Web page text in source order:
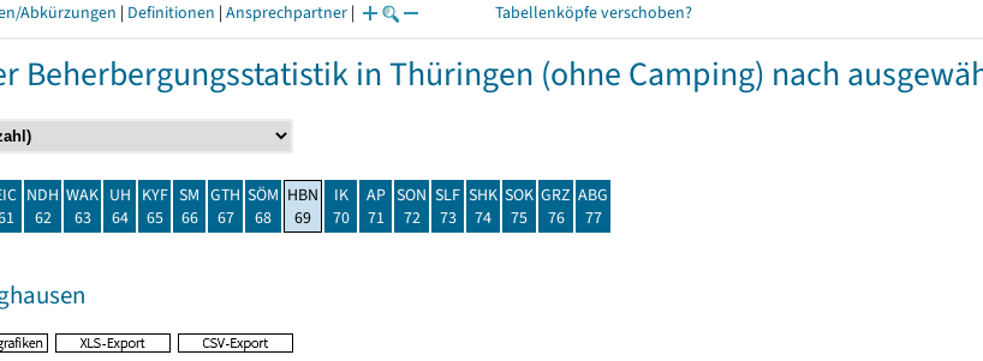
Abkürzungen | Definitionen | Ansprechpartner | Tabellenköpfe verschoben?
Beherbergungsstatistik in Thüringen (ohne Camping) nach
NDH
62
WAK
63
UH
64
KYF
65
SM
66
GTH
67
SÖM
68
HBN
69
IK
70
AP
71
SON
72
SLF
73
SHK
74
SOK
75
GRZ
76
ABG
77